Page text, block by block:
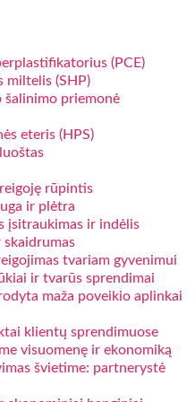
(PCE)
miltelis (SHP)
priemonė
eteris (HPS)
rūpintis
ir plėtra
įsitraukimas ir indėlis
skaidrumas
tvariam gyvenimui
ir tvarūs sprendimai
maža poveikio aplinkai
klientų sprendimuose
visuomenę ir ekonomiką
švietime: partnerystė